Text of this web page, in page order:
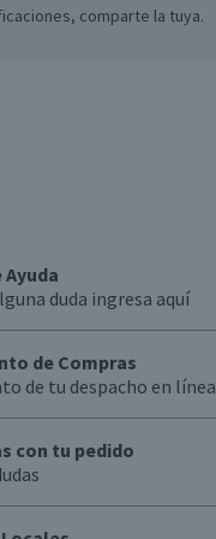
comparte la tuya.
duda ingresa aquí
de Compras
de tu despacho en línea
con tu pedido